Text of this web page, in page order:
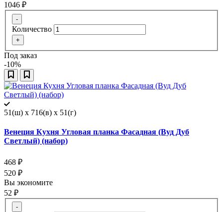
1046 ₽
-
Количество
+
Под заказ
-10%
51(ш) x 716(в) x 51(г)
Венеция Кухня Угловая планка Фасадная (Вуд Дуб
Светлый) (набор)
468 ₽
520 ₽
Вы экономите
52 ₽
-